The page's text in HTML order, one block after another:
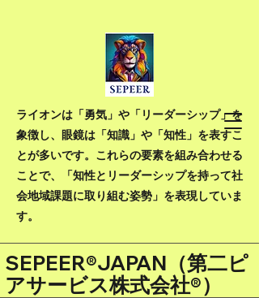
ライオンは「勇気」や「リーダーシップ」を
象徴し、眼鏡は「知識」や「知性」を表すこ
とが多いです。これらの要素を組み合わせる
ことで、「知性とリーダーシップを持って社
会地域課題に取り組む姿勢」を表現していま
す。
SEPEER®JAPAN（第二ピ
アサービス株式会社®）